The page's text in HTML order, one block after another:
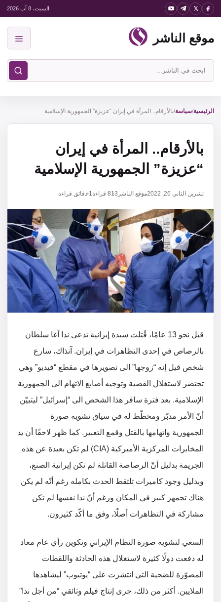
انتقل
المحتوى
السبت، 8 آب 2026
موقع الناشر
ابحث
في
الناشر
الرئيسية/سياسة/بالأرقام.. المرأة في إيران “عزيزة” الجمهورية الإسلامية
بالأرقام.. المرأة في إيران
“عزيزة” الجمهورية الإسلامية
تشرين الثاني 26, 2022 موقع الناشر 813 قراءة1 دقائق قراءة
قبل نحو 13 عامًا، قُتلت سيدة إيرانية تدعى ندا آغا سلطان
بالرصاص في إحدى التظاهرات في إيران. آنذاك، سارع
شخص قيل إنه “زوجها” الى تصويرها في مقطع “فيديو” وهي
تحتضر لاستغلال القضية وتوجيه أصابع الاتهام الى الجمهورية
الإسلامية. بعد فترة سافر هذا الشخص الى “إسرائيل” ليتبيّن
أنّ الأمر مدبّر ومخطّط له في سياق تشويه صورة
الجمهورية واتهامها بالقتل وقمع التعبير. كما ظهر لاحقًا أن يد
المخابرات المركزية الأميركية (CIA) لم تكن بعيدة عن هذه
الجريمة بدليل أنّ الرصاصة القاتلة لم تكن إيرانية الصنع،
وبدليل وجود كاميرات تلتقط الحدث بكامله رغم أنّه لم يكن
هناك تجمهر كبير في المكان ورغم أنّ ندا نفسها لم تكن
مشاركة في التظاهرات أصلًا، وفق ما أكّد كثيرون.
السعي لتشويه صورة النظام الإيراني وتكوين رأي عام معاد
له دفعت دولًا كثيرة لاستغلال هذه الحادثة واللقطات
المصوّرة للضحية التي انتشرت على “يوتيوب” ليشاهدها
الملايين. أكثر من ذلك، جرى إنتاج فيلم وثائقي “من أجل ندا”